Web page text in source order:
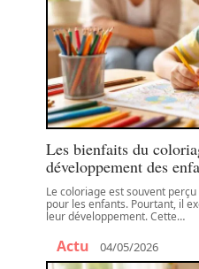
Les bienfaits du
développement des
Le coloriage est souvent
pour les enfants. Pourtant, il
leur développement. Cette…
Actu 04/05/2026